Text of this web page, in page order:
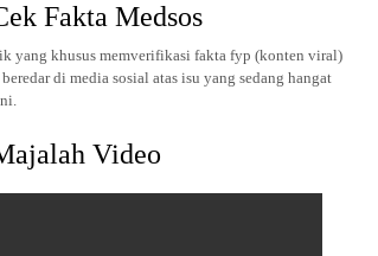
Fakta Medsos
yang khusus memverifikasi fakta fyp (konten viral)
di media sosial atas isu yang sedang hangat
Video